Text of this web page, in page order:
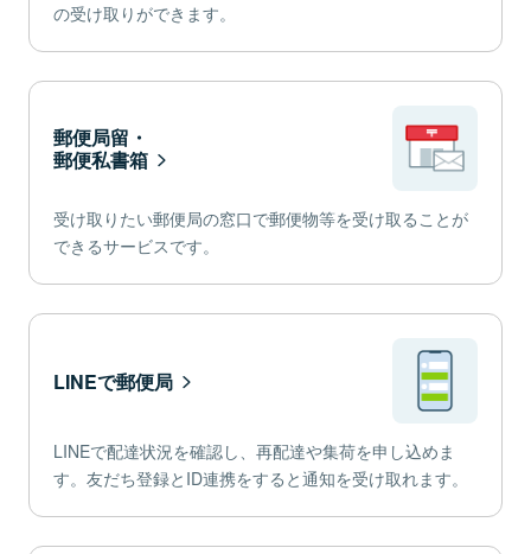
の受け取りができます。
郵便局留・
郵便私書箱
受け取りたい郵便局の窓口で郵便物等を受け取ることが
できるサービスです。
LINEで郵便局
LINEで配達状況を確認し、再配達や集荷を申し込めま
す。友だち登録とID連携をすると通知を受け取れます。